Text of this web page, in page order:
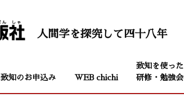
人間学を探究して四十八年
致知のお申込み WEB chichi
致知を使った
研修・勉強会